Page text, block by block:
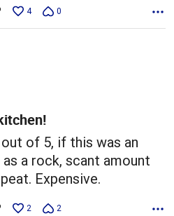
4 0
of 5, if this was an
a rock, scant amount
Expensive.
2 2